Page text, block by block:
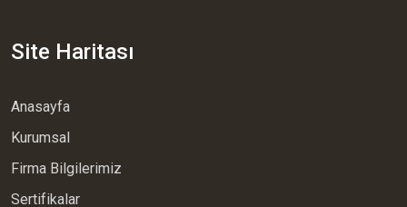
Site Haritası
Anasayfa
Kurumsal
Firma Bilgilerimiz
Sertifikalar